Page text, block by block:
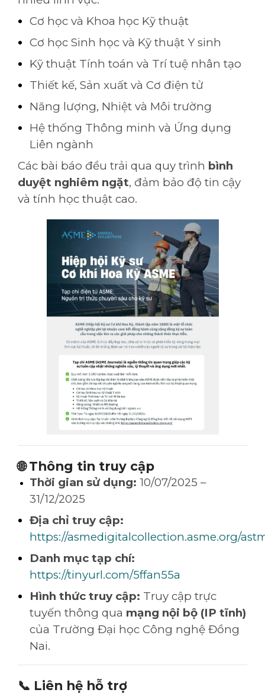
Cơ học và Khoa học Kỹ thuật
Cơ học Sinh học và Kỹ thuật Y sinh
Kỹ thuật Tính toán và Trí tuệ nhân tạo
Thiết kế, Sản xuất và Cơ điện tử
Năng lượng, Nhiệt và Môi trường
Hệ thống Thông minh và Ứng dụng
Liên ngành
Các bài báo đều trải qua quy trình bình
duyệt nghiêm ngặt, đảm bảo độ tin cậy
và tính học thuật cao.
🌐Thông tin truy cập
Thời gian sử dụng: 10/07/2025 –
31/12/2025
Địa chỉ truy cập:
https://asmedigitalcollection.asme.org/
Danh mục tạp chí:
https://tinyurl.com/5ffan55a
Hình thức truy cập: Truy cập trực
tuyến thông qua mạng nội bộ (IP tĩnh)
của Trường Đại học Công nghệ Đồng
Nai.
📞 Liên hệ hỗ trợ